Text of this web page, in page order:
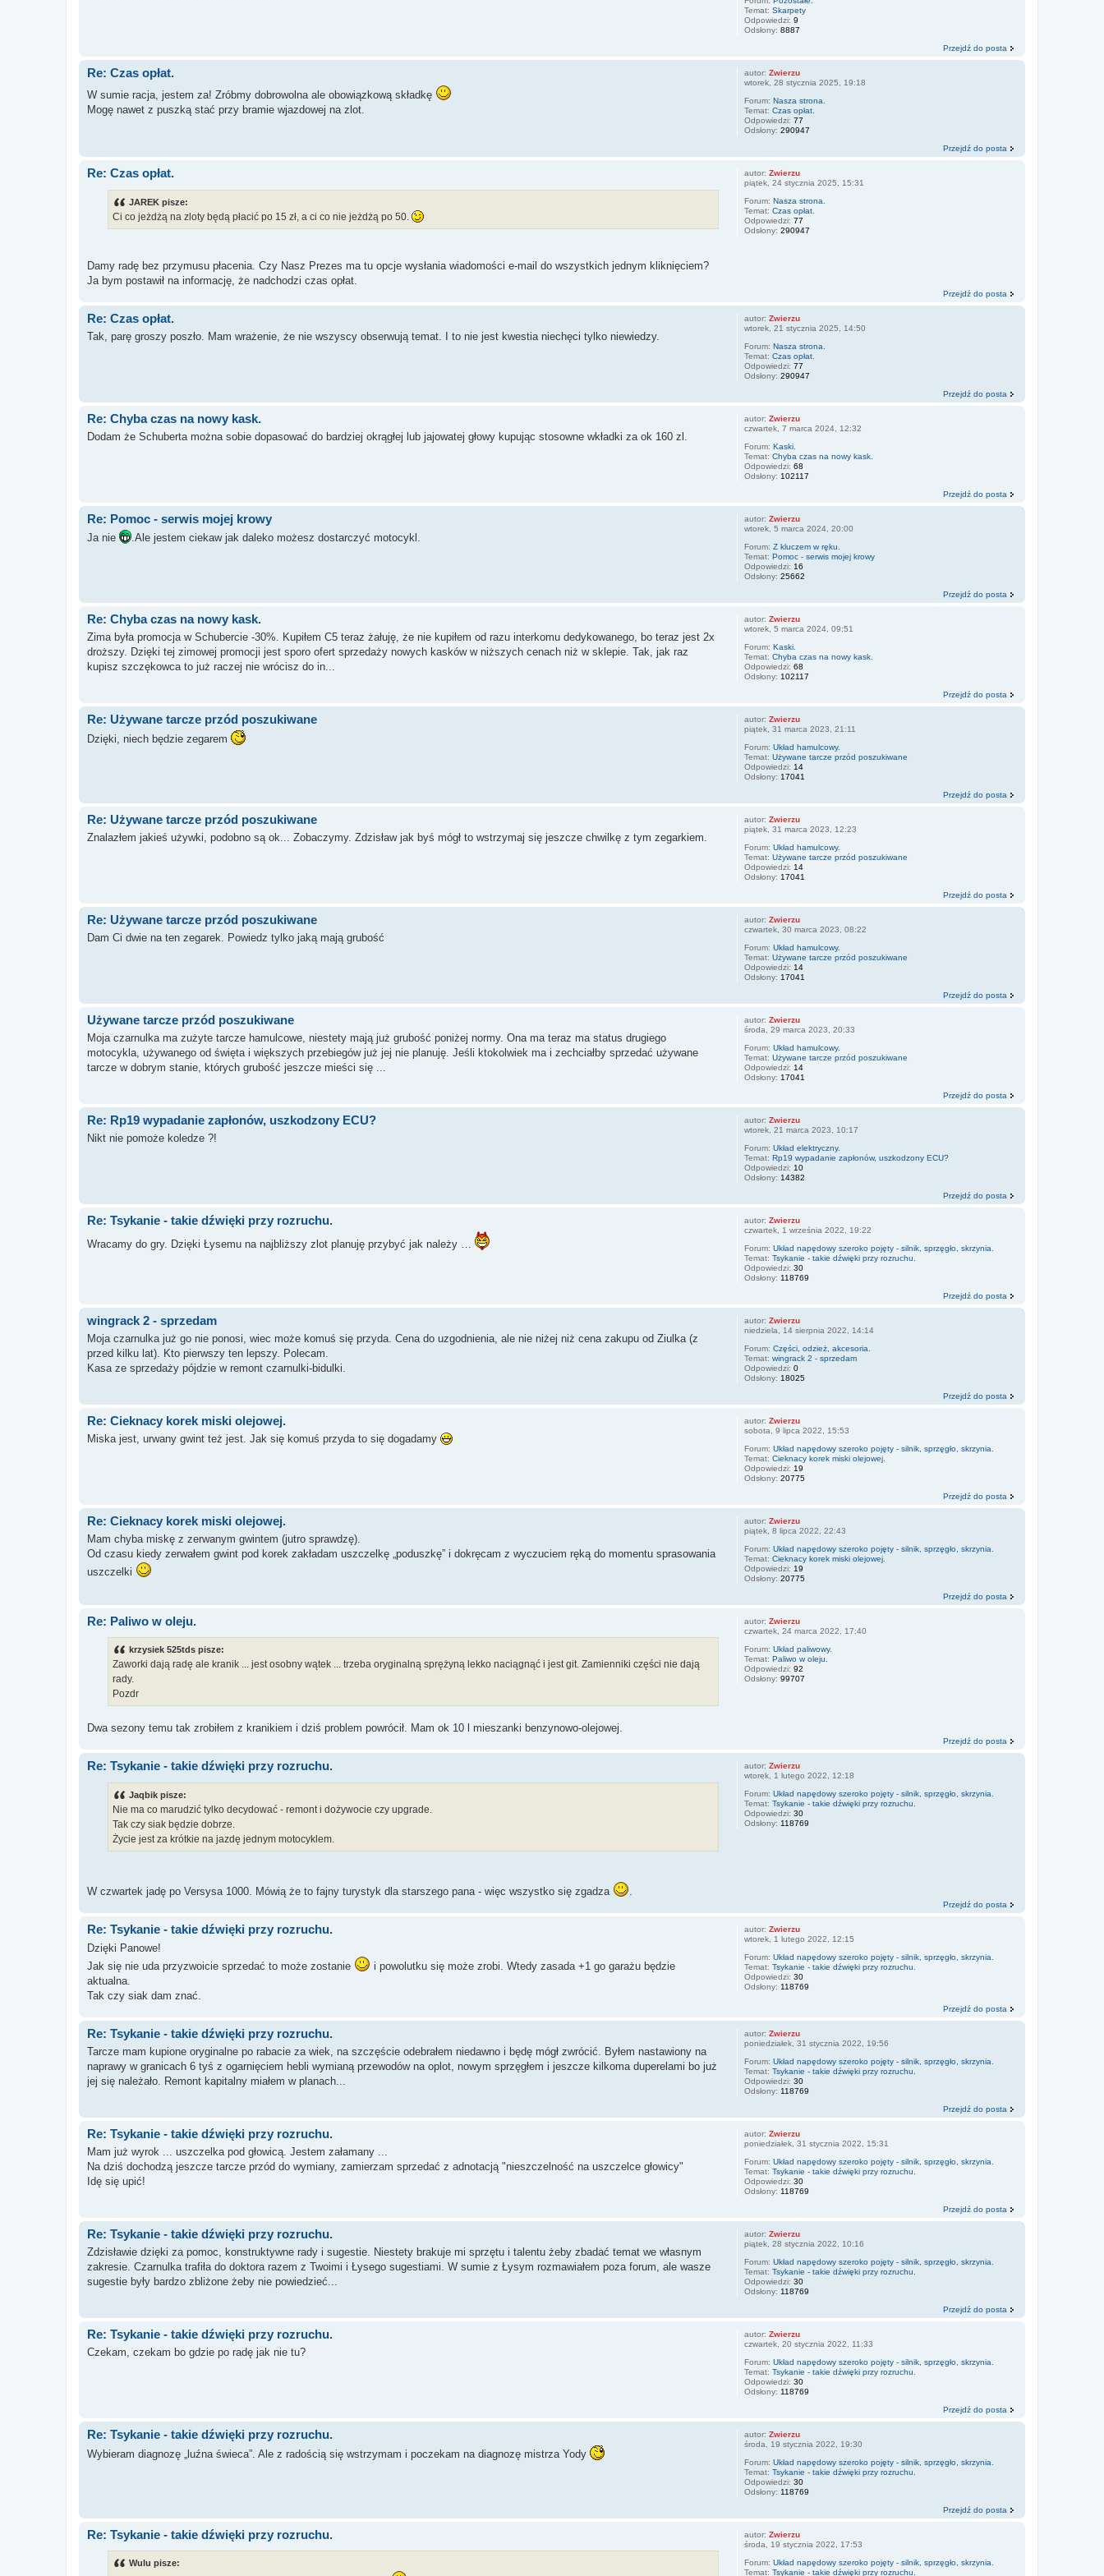
Temat:Skarpety
Odpowiedzi:9
Odsłony:8887
Przejdź do posta
autor:Zwierzu
wtorek, 28 stycznia 2025, 19:18
Forum:Nasza strona.
Temat:Czas opłat.
Odpowiedzi:77
Odsłony:290947
Re: Czas opłat.
W sumie racja, jestem za! Zróbmy dobrowolna ale obowiązkową składkę
Mogę nawet z puszką stać przy bramie wjazdowej na zlot.
Przejdź do posta
autor:Zwierzu
piątek, 24 stycznia 2025, 15:31
Forum:Nasza strona.
Temat:Czas opłat.
Odpowiedzi:77
Odsłony:290947
Re: Czas opłat.
JAREK pisze:
Ci co jeżdżą na zloty będą płacić po 15 zł, a ci co nie jeżdżą po 50.
Damy radę bez przymusu płacenia. Czy Nasz Prezes ma tu opcje wysłania wiadomości e-mail do wszystkich jednym kliknięciem?
Ja bym postawił na informację, że nadchodzi czas opłat.
Przejdź do posta
autor:Zwierzu
wtorek, 21 stycznia 2025, 14:50
Forum:Nasza strona.
Temat:Czas opłat.
Odpowiedzi:77
Odsłony:290947
Re: Czas opłat.
Tak, parę groszy poszło. Mam wrażenie, że nie wszyscy obserwują temat. I to nie jest kwestia niechęci tylko niewiedzy.
Przejdź do posta
autor:Zwierzu
czwartek, 7 marca 2024, 12:32
Forum:Kaski.
Temat:Chyba czas na nowy kask.
Odpowiedzi:68
Odsłony: 102117
Re: Chyba czas na nowy kask.
Dodam że Schuberta można sobie dopasować do bardziej okrągłej lub jajowatej głowy kupując stosowne wkładki za ok 160 zl.
Przejdź do posta
autor:Zwierzu
wtorek, 5 marca 2024, 20:00
Forum:Z kluczem w ręku.
Temat:Pomoc - serwis mojej krowy
Odpowiedzi: 16
Odsłony:25662
Re: Pomoc - serwis mojej krowy
Ja nie .Ale jestem ciekaw jak daleko możesz dostarczyć motocykl.
Przejdź do posta
autor:Zwierzu
wtorek, 5 marca 2024, 09:51
Forum:Kaski.
Temat:Chyba czas na nowy kask.
Odpowiedzi:68
Odsłony: 102117
Re: Chyba czas na nowy kask.
Zima była promocja w Schubercie -30%. Kupiłem C5 teraz żałuję, że nie kupiłem od razu interkomu dedykowanego, bo teraz jest 2x
droższy. Dzięki tej zimowej promocji jest sporo ofert sprzedaży nowych kasków w niższych cenach niż w sklepie. Tak, jak raz
kupisz szczękowca to już raczej nie wrócisz do in...
Przejdź do posta
autor:Zwierzu
piątek, 31 marca 2023, 21:11
Forum:Układ hamulcowy.
Temat:Używane tarcze przód poszukiwane
Odpowiedzi: 14
Odsłony: 17041
Re: Używane tarcze przód poszukiwane
Dzięki, niech będzie zegarem
Przejdź do posta
autor:Zwierzu
piątek, 31 marca 2023, 12:23
Forum:Układ hamulcowy.
Temat:Używane tarcze przód poszukiwane
Odpowiedzi: 14
Odsłony: 17041
Re: Używane tarcze przód poszukiwane
Znalazłem jakieś używki, podobno są ok... Zobaczymy. Zdzisław jak byś mógł to wstrzymaj się jeszcze chwilkę z tym zegarkiem.
Przejdź do posta
autor:Zwierzu
czwartek, 30 marca 2023, 08:22
Forum:Układ hamulcowy.
Temat:Używane tarcze przód poszukiwane
Odpowiedzi: 14
Odsłony: 17041
Re: Używane tarcze przód poszukiwane
Dam Ci dwie na ten zegarek. Powiedz tylko jaką mają grubość
Przejdź do posta
autor:Zwierzu
środa, 29 marca 2023, 20:33
Forum:Układ hamulcowy.
Temat:Używane tarcze przód poszukiwane
Odpowiedzi: 14
Odsłony: 17041
Używane tarcze przód poszukiwane
Moja czarnulka ma zużyte tarcze hamulcowe, niestety mają już grubość poniżej normy. Ona ma teraz ma status drugiego
motocykla, używanego od święta i większych przebiegów już jej nie planuję. Jeśli ktokolwiek ma i zechciałby sprzedać używane
tarcze w dobrym stanie, których grubość jeszcze mieści się ...
Przejdź do posta
autor:Zwierzu
wtorek, 21 marca 2023, 10:17
Forum:Układ elektryczny.
Temat:Rp19 wypadanie zapłonów, uszkodzony ECU?
Odpowiedzi: 10
Odsłony: 14382
Re: Rp19 wypadanie zapłonów, uszkodzony ECU?
Nikt nie pomoże koledze ?!
Przejdź do posta
autor:Zwierzu
czwartek, 1 września 2022, 19:22
Forum:Układ napędowy szeroko pojęty - silnik, sprzęgło, skrzynia.
Temat:Tsykanie - takie dźwięki przy rozruchu.
Odpowiedzi:30
Odsłony: 118769
Re: Tsykanie - takie dźwięki przy rozruchu.
Wracamy do gry. Dzięki Łysemu na najbliższy zlot planuję przybyć jak należy …
Przejdź do posta
autor:Zwierzu
niedziela, 14 sierpnia 2022, 14:14
Forum:Części, odzież, akcesoria.
Temat:wingrack 2 - sprzedam
Odpowiedzi:0
Odsłony: 18025
wingrack 2 - sprzedam
Moja czarnulka już go nie ponosi, wiec może komuś się przyda. Cena do uzgodnienia, ale nie niżej niż cena zakupu od Ziulka (z
przed kilku lat). Kto pierwszy ten lepszy. Polecam.
Kasa ze sprzedaży pójdzie w remont czarnulki-bidulki.
Przejdź do posta
autor:Zwierzu
sobota, 9 lipca 2022, 15:53
Forum:Układ napędowy szeroko pojęty - silnik, sprzęgło, skrzynia.
Temat:Cieknacy korek miski olejowej.
Odpowiedzi: 19
Odsłony:20775
Re: Cieknacy korek miski olejowej.
Miska jest, urwany gwint też jest. Jak się komuś przyda to się dogadamy
Przejdź do posta
autor:Zwierzu
piątek, 8 lipca 2022, 22:43
Forum:Układ napędowy szeroko pojęty - silnik, sprzęgło, skrzynia.
Temat:Cieknacy korek miski olejowej.
Odpowiedzi: 19
Odsłony:20775
Re: Cieknacy korek miski olejowej.
Mam chyba miskę z zerwanym gwintem (jutro sprawdzę).
Od czasu kiedy zerwałem gwint pod korek zakładam uszczelkę „poduszkę” i dokręcam z wyczuciem ręką do momentu sprasowania
uszczelki
Przejdź do posta
autor:Zwierzu
czwartek, 24 marca 2022, 17:40
Forum:Układ paliwowy.
Temat:Paliwo w oleju.
Odpowiedzi:92
Odsłony:99707
Re: Paliwo w oleju.
krzysiek 525tds pisze:
Zaworki dają radę ale kranik ... jest osobny wątek ... trzeba oryginalną sprężyną lekko naciągnąć i jest git. Zamienniki części nie dają
rady.
Pozdr
Dwa sezony temu tak zrobiłem z kranikiem i dziś problem powrócił. Mam ok 10 l mieszanki benzynowo-olejowej.
Przejdź do posta
autor:Zwierzu
wtorek, 1 lutego 2022, 12:18
Forum:Układ napędowy szeroko pojęty - silnik, sprzęgło, skrzynia.
Temat:Tsykanie - takie dźwięki przy rozruchu.
Odpowiedzi:30
Odsłony:118769
Re: Tsykanie - takie dźwięki przy rozruchu.
Jaqbik pisze:
Nie ma co marudzić tylko decydować - remont i dożywocie czy upgrade.
Tak czy siak będzie dobrze.
Życie jest za krótkie na jazdę jednym motocyklem.
W czwartek jadę po Versysa 1000. Mówią że to fajny turystyk dla starszego pana - więc wszystko się zgadza .
Przejdź do posta
autor:Zwierzu
wtorek, 1 lutego 2022, 12:15
Forum:Układ napędowy szeroko pojęty - silnik, sprzęgło, skrzynia.
Temat:Tsykanie - takie dźwięki przy rozruchu.
Odpowiedzi:30
Odsłony: 118769
Re: Tsykanie - takie dźwięki przy rozruchu.
Dzięki Panowe!
Jak się nie uda przyzwoicie sprzedać to może zostanie
i powolutku się może zrobi. Wtedy zasada +1 go garażu będzie
aktualna.
Tak czy siak dam znać.
Przejdź do posta
autor:Zwierzu
poniedziałek, 31 stycznia 2022, 19:56
Forum:Układ napędowy szeroko pojęty - silnik, sprzęgło, skrzynia.
Temat:Tsykanie - takie dźwięki przy rozruchu.
Odpowiedzi:30
Odsłony: 118769
Re: Tsykanie - takie dźwięki przy rozruchu.
Tarcze mam kupione oryginalne po rabacie za wiek, na szczęście odebrałem niedawno i będę mógł zwrócić. Byłem nastawiony na
naprawy w granicach 6 tyś z ogarnięciem hebli wymianą przewodów na oplot, nowym sprzęgłem i jeszcze kilkoma duperelami bo już
jej się należało. Remont kapitalny miałem w planach...
Przejdź do posta
autor:Zwierzu
poniedziałek, 31 stycznia 2022, 15:31
Forum:Układ napędowy szeroko pojęty - silnik, sprzęgło, skrzynia.
Temat:Tsykanie - takie dźwięki przy rozruchu.
Odpowiedzi:30
Odsłony: 118769
Re: Tsykanie - takie dźwięki przy rozruchu.
Mam już wyrok ... uszczelka pod głowicą. Jestem załamany ...
Na dziś dochodzą jeszcze tarcze przód do wymiany, zamierzam sprzedać z adnotacją "nieszczelność na uszczelce głowicy"
Idę się upić!
Przejdź do posta
autor:Zwierzu
piątek, 28 stycznia 2022, 10:16
Forum:Układ napędowy szeroko pojęty - silnik, sprzęgło, skrzynia.
Temat:Tsykanie - takie dźwięki przy rozruchu.
Odpowiedzi:30
Odsłony: 118769
Re: Tsykanie - takie dźwięki przy rozruchu.
Zdzisławie dzięki za pomoc, konstruktywne rady i sugestie. Niestety brakuje mi sprzętu i talentu żeby zbadać temat we własnym
zakresie. Czarnulka trafiła do doktora razem z Twoimi i Łysego sugestiami. W sumie z Łysym rozmawiałem poza forum, ale wasze
sugestie były bardzo zbliżone żeby nie powiedzieć...
Przejdź do posta
autor:Zwierzu
czwartek, 20 stycznia 2022, 11:33
Forum:Układ napędowy szeroko pojęty - silnik, sprzęgło, skrzynia.
Temat:Tsykanie - takie dźwięki przy rozruchu.
Odpowiedzi:30
Odsłony: 118769
Re: Tsykanie - takie dźwięki przy rozruchu.
Czekam, czekam bo gdzie po radę jak nie tu?
Przejdź do posta
autor:Zwierzu
środa, 19 stycznia 2022, 19:30
Forum:Układ napędowy szeroko pojęty - silnik, sprzęgło, skrzynia.
Temat:Tsykanie - takie dźwięki przy rozruchu.
Odpowiedzi:30
Odsłony: 118769
Re: Tsykanie - takie dźwięki przy rozruchu.
Wybieram diagnozę „luźna świeca”. Ale z radością się wstrzymam i poczekam na diagnozę mistrza Yody
Przejdź do posta
autor:Zwierzu
środa, 19 stycznia 2022, 17:53
Forum:Układ napędowy szeroko pojęty - silnik, sprzęgło, skrzynia.
Temat:Tsykanie - takie dźwięki przy rozruchu.
Re: Tsykanie - takie dźwięki przy rozruchu.
Wulu pisze: